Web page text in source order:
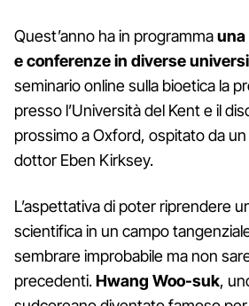
Quest’anno ha in programmauna
e conferenze in diverse
seminario online sulla bioetica la
presso l’Università del Kent e il
prossimo a Oxford, ospitato da
dottor Eben Kirksey.
L’aspettativa di poter riprendere
scientifica in un campo
sembrare improbabile ma non
precedenti.Hwang Woo-suk,